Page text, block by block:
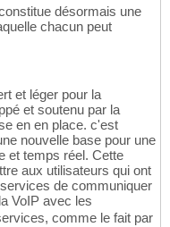
désormais une
chacun peut
et léger pour la
et soutenu par la
en en place. c'est
nouvelle base pour une
et temps réel. Cette
aux utilisateurs qui ont
de communiquer
VoIP avec les
comme le fait par